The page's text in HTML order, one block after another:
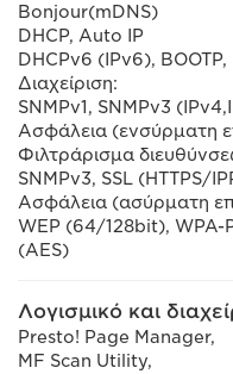
Bonjour(mDNS)
DHCP, Auto IP
DHCPv6 (IPv6), BOOTP,
Διαχείριση:
SNMPv1, SNMPv3
Ασφάλεια (ενσύρματη
Φιλτράρισμα
SNMPv3, SSL (HTTPS/
Ασφάλεια (ασύρματη
WEP (64/128bit), WPA-
(AES)
Λογισμικό και
Presto! Page Manager,
MF Scan Utility,